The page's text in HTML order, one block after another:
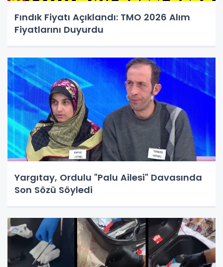
Fındık Fiyatı Açıklandı: TMO 2026 Alım
Fiyatlarını Duyurdu
Yargıtay, Ordulu "Palu Ailesi" Davasında
Son Sözü Söyledi